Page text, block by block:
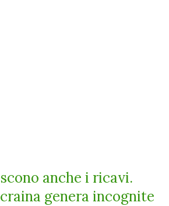
anche i ricavi.
genera incognite